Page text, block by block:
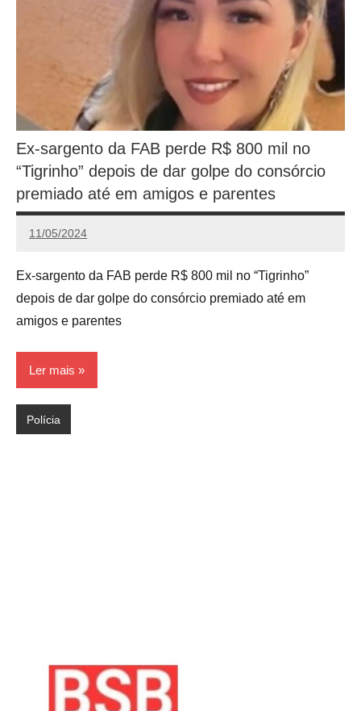
Ex-sargento da FAB perde R$ 800 mil no
“Tigrinho” depois de dar golpe do consórcio
premiado até em amigos e parentes
11/05/2024
Calango
Ex-sargento da FAB perde R$ 800 mil no “Tigrinho”
depois de dar golpe do consórcio premiado até em
amigos e parentes
Ler mais
Polícia